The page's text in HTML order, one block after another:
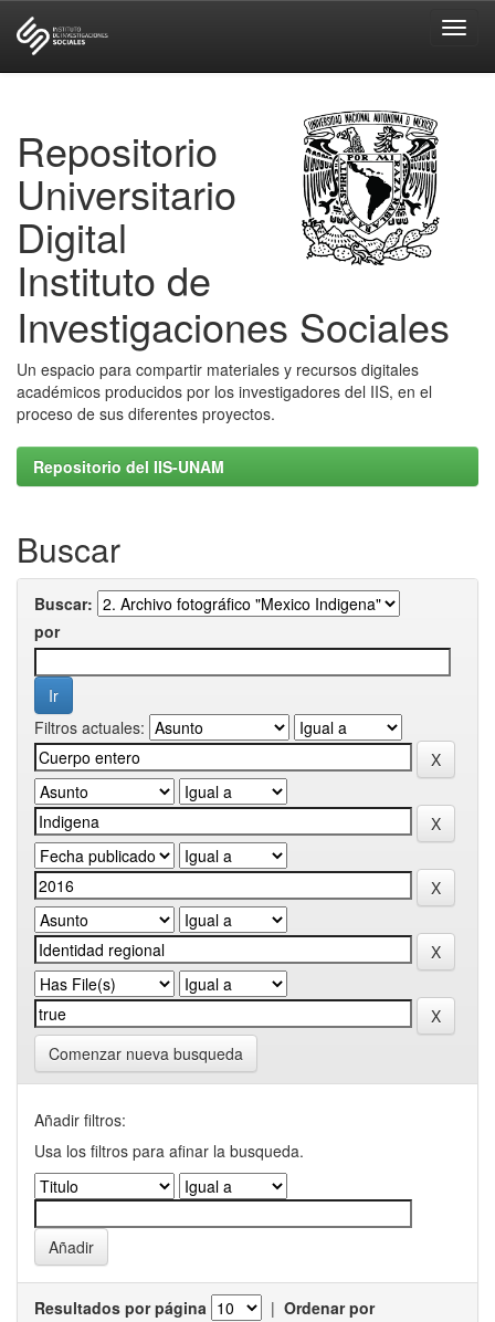
Repositorio
Universitario
Digital
Instituto de
Investigaciones Sociales
Un espacio para compartir materiales y recursos digitales
académicos producidos por los investigadores del IIS, en el
proceso de sus diferentes proyectos.
Repositorio del IIS-UNAM
Buscar
Buscar:
por
Filtros actuales:
Comenzar nueva busqueda
Añadir filtros:
Usa los filtros para afinar la busqueda.
Resultados por página | Ordenar por